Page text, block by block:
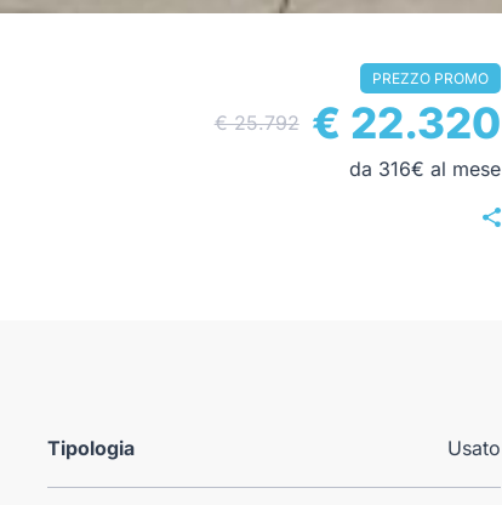
PREZZO PROMO
€ 25.792 € 22.320
da 316€ al mese
Tipologia Usato